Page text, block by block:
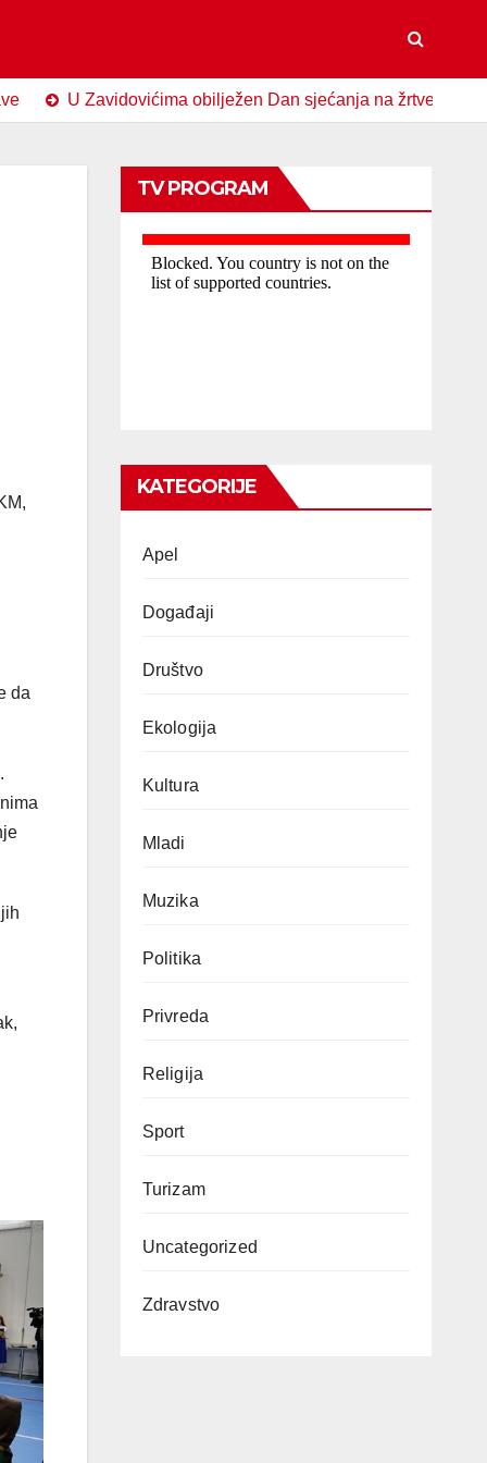
Zavidovićima obilježen Dan sjećanja na žrtve genocida u
da
TV PROGRAM
KATEGORIJE
Apel
Događaji
Društvo
Ekologija
Kultura
Mladi
Muzika
Politika
Privreda
Religija
Sport
Turizam
Uncategorized
Zdravstvo